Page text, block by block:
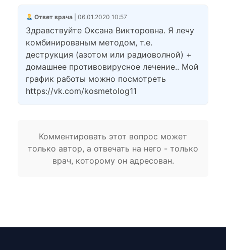
Ответ врача| 06.01.2020 10:57
Здравствуйте Оксана Викторовна. Я лечу
комбинированым методом, т.е.
деструкция (азотом или радиоволной) +
домашнее противовирусное лечение.. Мой
график работы можно посмотреть
https://vk.com/kosmetolog11
Комментировать этот вопрос может
только автор, а отвечать на него - только
врач, которому он адресован.